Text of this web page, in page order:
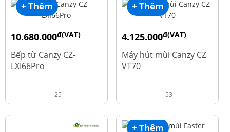
+ Thêm
10.680.000đ(VAT)
15.980.000
Bếp từ Canzy CZ-
LXI66Pro
25
+ Thêm
4.125.000đ(VAT)
8.500.000
Máy hút mùi Canzy CZ
VT70
53
+ Thêm